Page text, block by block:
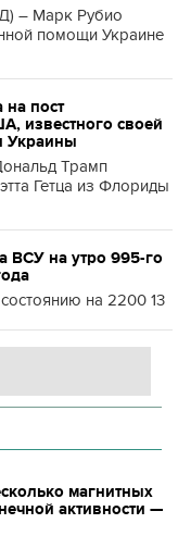
– Марк Рубио
помощи Украине
на пост
известного своей
Украины
Трамп
Гетца из Флориды
ВСУ на утро 995-го
на 2200 13
магнитных
активности —